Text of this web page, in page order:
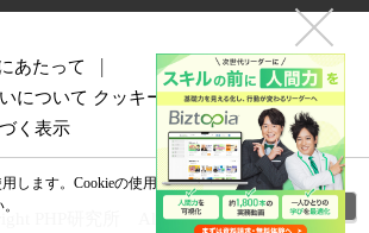
あたって
について クッキーポリシー
く表示
PHP研究所 All rights reserved.
します。Cookieの使用に関する詳
閉じる